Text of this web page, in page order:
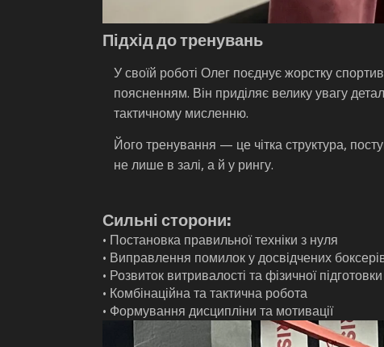
Підхід до тренувань
У своїй роботі Олег поєднує жорстку
поясненням. Він приділяє велику увагу
тактичному мисленню.
Його тренування — це чітка структура,
не лише в залі, а й у рингу.
Сильні сторони:
• Постановка правильної техніки з нуля
• Виправлення помилок у досвідчених
• Розвиток витривалості та фізичної підготовки
• Комбінаційна та тактична робота
• Формування дисципліни та мотивації